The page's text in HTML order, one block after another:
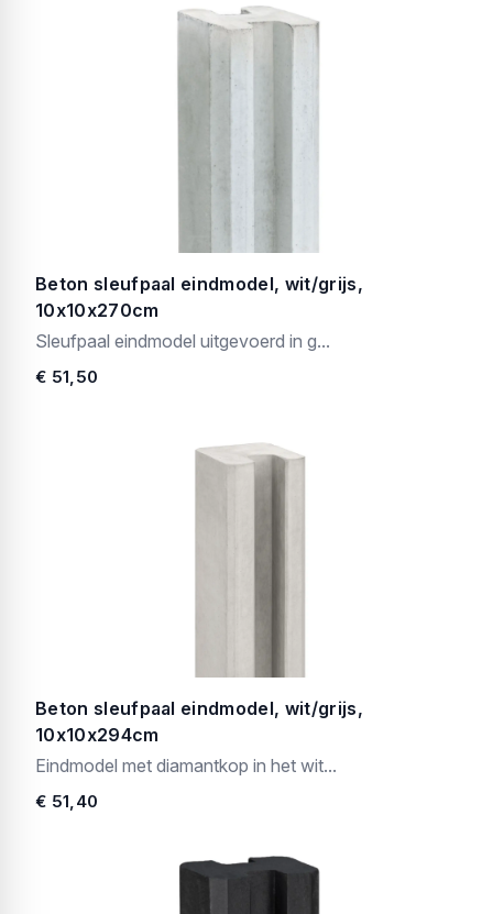
Beton sleufpaal eindmodel, wit/grijs,
10x10x270cm
Sleufpaal eindmodel uitgevoerd in g...
€ 51,50
Beton sleufpaal eindmodel, wit/grijs,
10x10x294cm
Eindmodel met diamantkop in het wit...
€ 51,40